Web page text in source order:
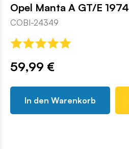
Opel Manta A GT/E 1974
COBI-24349
59,99 €
In den Warenkorb